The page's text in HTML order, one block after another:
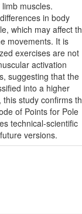
muscles.
in body
which may affect
movements. It is
exercises are not
activation
suggesting that the
into a higher
study confirms
of Points for Pole
technical-scientific
versions.